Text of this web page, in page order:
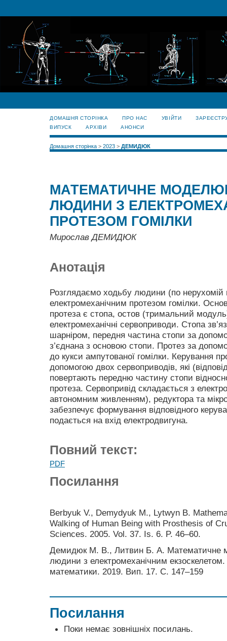
ДОМАШНЯ СТОРІНКА ПРО НАС УВІЙТИ
ВИПУСК
АРХІВИ АНОНСИ
Домашня сторінка > 2023 > ДЕМИДЮК
МАТЕМАТИЧНЕ
ЛЮДИНИ З
ПРОТЕЗОМ ГОМІЛКИ
Мирослав ДЕМИДЮК
Анотація
Розглядаємо ходьбу людини (по нерухомій
електромеханічним протезом гомілки.
протеза є стопа, остов (тримальний
електромеханічні сервоприводи. Стопа
шарніром, передня частина стопи за
з’єднана з основою стопи. Протез за
до кукси ампутованої гомілки. Керування
допомогою двох сервоприводів, які
повертають передню частину стопи
протеза. Сервопривід складається з
автономним живленням), редуктора та
забезпечує формування відповідного
подається на вхід електродвигуна.
Повний текст:
PDF
Посилання
Berbyuk V., Demydyuk M., Lytwyn B.
Walking of Human Being with Prosthesis of
Sciences. 2005. Vol. 37. Is. 6. P. 46–60.
Демидюк М. В., Литвин Б. А. Математичне
людини з електромеханічним
математики. 2019. Вип. 17. С. 147–159
Посилання
Поки немає зовнішніх посилань.